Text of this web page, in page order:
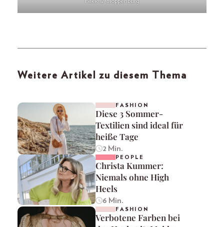
Peek & Cloppenburg
Weitere Artikel zu diesem Thema
FASHION
Diese 3 Sommer-
Textilien sind ideal für
heiße Tage
2 Min.
PEOPLE
Christa Kummer:
Niemals ohne High
Heels
6 Min.
FASHION
Verbotene Farben bei